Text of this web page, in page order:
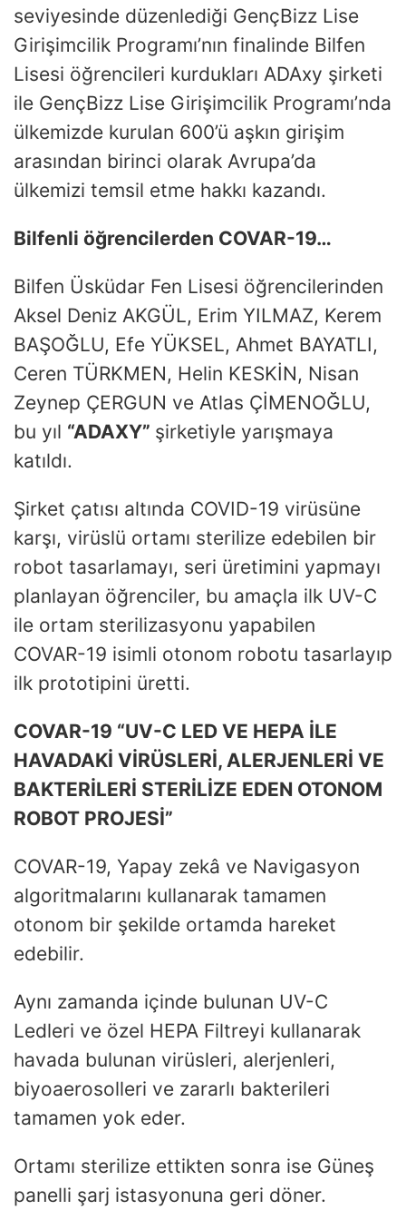
seviyesinde düzenlediği GençBizz Lise
Girişimcilik Programı’nın finalinde Bilfen
Lisesi öğrencileri kurdukları ADAxy şirketi
ile GençBizz Lise Girişimcilik Programı’nda
ülkemizde kurulan 600’ü aşkın girişim
arasından birinci olarak Avrupa’da
ülkemizi temsil etme hakkı kazandı.
Bilfenli öğrencilerden COVAR-19…
Bilfen Üsküdar Fen Lisesi öğrencilerinden
Aksel Deniz AKGÜL, Erim YILMAZ, Kerem
BAŞOĞLU, Efe YÜKSEL, Ahmet BAYATLI,
Ceren TÜRKMEN, Helin KESKİN, Nisan
Zeynep ÇERGUN ve Atlas ÇİMENOĞLU,
bu yıl “ADAXY” şirketiyle yarışmaya
katıldı.
Şirket çatısı altında COVID-19 virüsüne
karşı, virüslü ortamı sterilize edebilen bir
robot tasarlamayı, seri üretimini yapmayı
planlayan öğrenciler, bu amaçla ilk UV-C
ile ortam sterilizasyonu yapabilen
COVAR-19 isimli otonom robotu tasarlayıp
ilk prototipini üretti.
COVAR-19 “UV-C LED VE HEPA İLE
HAVADAKİ VİRÜSLERİ, ALERJENLERİ VE
BAKTERİLERİ STERİLİZE EDEN OTONOM
ROBOT PROJESİ”
COVAR-19, Yapay zekâ ve Navigasyon
algoritmalarını kullanarak tamamen
otonom bir şekilde ortamda hareket
edebilir.
Aynı zamanda içinde bulunan UV-C
Ledleri ve özel HEPA Filtreyi kullanarak
havada bulunan virüsleri, alerjenleri,
biyoaerosolleri ve zararlı bakterileri
tamamen yok eder.
Ortamı sterilize ettikten sonra ise Güneş
panelli şarj istasyonuna geri döner.